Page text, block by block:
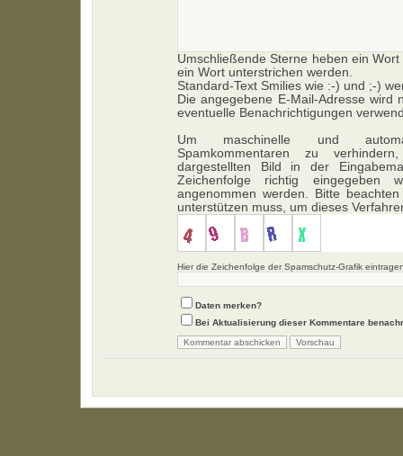
Umschließende Sterne heben ein
ein Wort unterstrichen werden.
Standard-Text Smilies wie :-) und ;-)
Die angegebene E-Mail-Adresse wird
eventuelle Benachrichtigungen
Um maschinelle und
Spamkommentaren zu
dargestellten Bild in der
Zeichenfolge richtig eingegeben
angenommen werden. Bitte
unterstützen muss, um dieses
Hier die Zeichenfolge der Spamschutz-Grafik
Daten merken?
Bei Aktualisierung dieser Kommentare